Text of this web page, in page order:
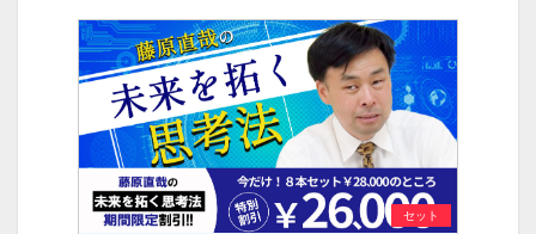
セット